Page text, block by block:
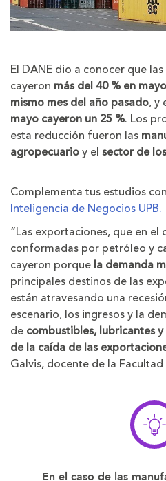
El DANE dio a conocer que
cayeron más del 40 % en
mismo mes del año pasado, y
mayo cayeron un 25 %. Los
esta reducción fueron las
agropecuarioy el sector de
Complementa tus estudios
Inteligencia de Negocios UPB.
“Las exportaciones, que en
conformadas por petróleo y
cayeron porque la demanda
principales destinos de las
están atravesando una
escenario, los ingresos y la
de combustibles, lubricantes
de la caída de las
Galvis, docente de la
En el caso de las